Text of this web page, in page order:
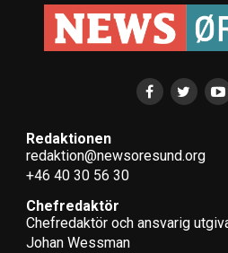
Redaktionen
redaktion@newsoresund.org
+46 40 30 56 30
Chefredaktör
Chefredaktör och ansvarig
Johan Wessman